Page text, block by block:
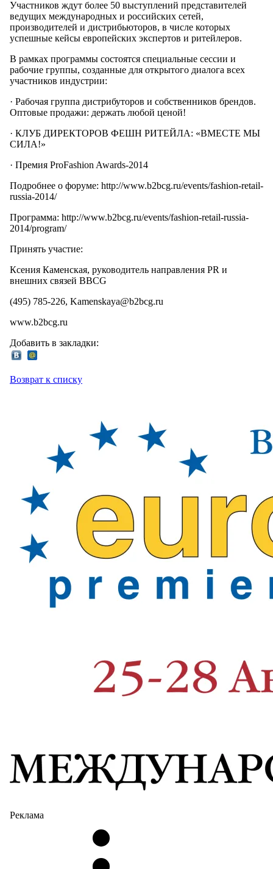
Участников ждут более 50 выступлений представителей
ведущих международных и российских сетей,
производителей и дистрибьюторов, в числе которых
успешные кейсы европейских экспертов и ритейлеров.
В рамках программы состоятся специальные сессии и
рабочие группы, созданные для открытого диалога всех
участников индустрии:
· Рабочая группа дистрибуторов и собственников брендов.
Оптовые продажи: держать любой ценой!
· КЛУБ ДИРЕКТОРОВ ФЕШН РИТЕЙЛА: «ВМЕСТЕ МЫ
СИЛА!»
· Премия ProFashion Awards-2014
Подробнее о форуме: http://www.b2bcg.ru/events/fashion-retail-
russia-2014/
Программа: http://www.b2bcg.ru/events/fashion-retail-russia-
2014/program/
Принять участие:
Ксения Каменская, руководитель направления PR и
внешних связей BBCG
(495) 785-226, Kamenskaya@b2bcg.ru
www.b2bcg.ru
Добавить в закладки:
Возврат к списку
Реклама